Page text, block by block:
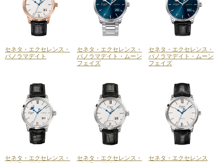
セネタ・エクセレンス・
パノラマデイト
セネタ・エクセレンス・
パノラマデイト・ムーン
フェイズ
セネタ・エクセレンス・
パノラマデイト・ムーン
フェイズ
セネタ・エクセレンス・
セネタ・エクセレンス・
セネタ・エクセレンス